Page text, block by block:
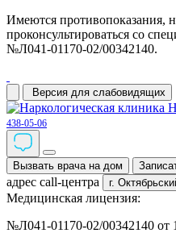
Имеются противопоказания,
проконсультироваться со
№Л041-01170-02/00342140.
Версия для слабовидящих
438-05-06
Вызвать врача на дом
адрес call-центра г.
Медицинская лицензия:
№Л041-01170-02/00342140 от